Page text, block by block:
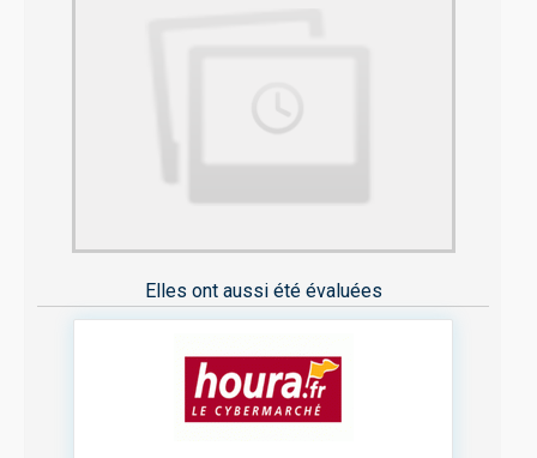
Elles ont aussi été évaluées